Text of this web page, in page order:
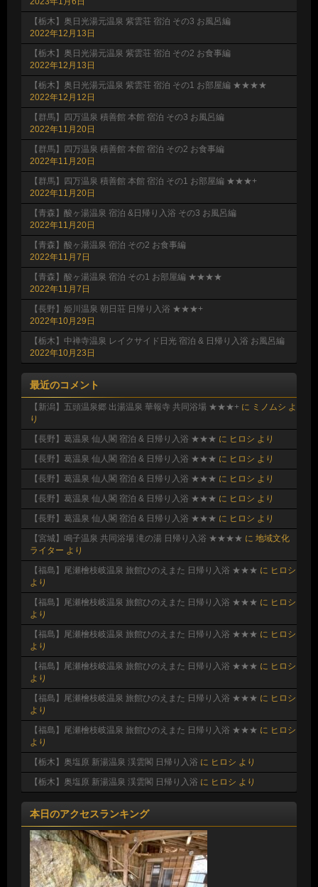
【栃木】奥日光湯元温泉 紫雲荘 宿泊 その3 お風呂編
2022年12月13日
【栃木】奥日光湯元温泉 紫雲荘 宿泊 その2 お食事編
2022年12月13日
【栃木】奥日光湯元温泉 紫雲荘 宿泊 その1 お部屋編 ★★★★
2022年12月12日
【群馬】四万温泉 積善館 本館 宿泊 その3 お風呂編
2022年11月20日
【群馬】四万温泉 積善館 本館 宿泊 その2 お食事編
2022年11月20日
【群馬】四万温泉 積善館 本館 宿泊 その1 お部屋編 ★★★+
2022年11月20日
【青森】酸ヶ湯温泉 宿泊 &日帰り入浴 その3 お風呂編
2022年11月20日
【青森】酸ヶ湯温泉 宿泊 その2 お食事編
2022年11月7日
【青森】酸ヶ湯温泉 宿泊 その1 お部屋編 ★★★★
2022年11月7日
【長野】姫川温泉 朝日荘 日帰り入浴 ★★★+
2022年10月29日
【栃木】中禅寺温泉 レイクサイド日光 宿泊 & 日帰り入浴 お風呂編
2022年10月23日
最近のコメント
【新潟】五頭温泉郷 出湯温泉 華報寺 共同浴場 ★★★+ に ミノムシ よ
り
【長野】葛温泉 仙人閣 宿泊 & 日帰り入浴 ★★★ に ヒロシ より
【長野】葛温泉 仙人閣 宿泊 & 日帰り入浴 ★★★ に ヒロシ より
【長野】葛温泉 仙人閣 宿泊 & 日帰り入浴 ★★★ に ヒロシ より
【長野】葛温泉 仙人閣 宿泊 & 日帰り入浴 ★★★ に ヒロシ より
【長野】葛温泉 仙人閣 宿泊 & 日帰り入浴 ★★★ に ヒロシ より
【宮城】鳴子温泉 共同浴場 滝の湯 日帰り入浴 ★★★★ に 地域文化
ライター より
【福島】尾瀬檜枝岐温泉 旅館ひのえまた 日帰り入浴 ★★★ に ヒロシ
より
【福島】尾瀬檜枝岐温泉 旅館ひのえまた 日帰り入浴 ★★★ に ヒロシ
より
【福島】尾瀬檜枝岐温泉 旅館ひのえまた 日帰り入浴 ★★★ に ヒロシ
より
【福島】尾瀬檜枝岐温泉 旅館ひのえまた 日帰り入浴 ★★★ に ヒロシ
より
【福島】尾瀬檜枝岐温泉 旅館ひのえまた 日帰り入浴 ★★★ に ヒロシ
より
【福島】尾瀬檜枝岐温泉 旅館ひのえまた 日帰り入浴 ★★★ に ヒロシ
より
【栃木】奥塩原 新湯温泉 渓雲閣 日帰り入浴 に ヒロシ より
【栃木】奥塩原 新湯温泉 渓雲閣 日帰り入浴 に ヒロシ より
本日のアクセスランキング